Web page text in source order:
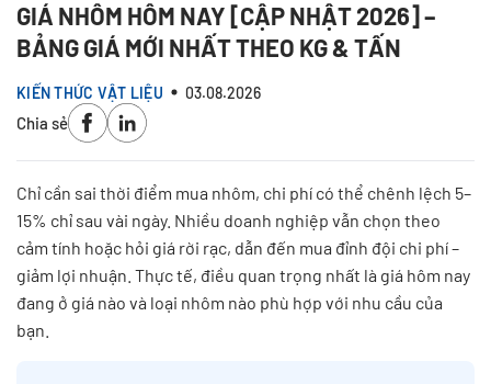
GIÁ NHÔM HÔM NAY [CẬP NHẬT 2026] –
BẢNG GIÁ MỚI NHẤT THEO KG & TẤN
KIẾN THỨC VẬT LIỆU 03.08.2026
Chia sẻ
Chỉ cần sai thời điểm mua nhôm, chi phí có thể chênh lệch 5–
15% chỉ sau vài ngày. Nhiều doanh nghiệp vẫn chọn theo
cảm tính hoặc hỏi giá rời rạc, dẫn đến mua đỉnh đội chi phí –
giảm lợi nhuận. Thực tế, điều quan trọng nhất là giá hôm nay
đang ở giá nào và loại nhôm nào phù hợp với nhu cầu của
bạn.